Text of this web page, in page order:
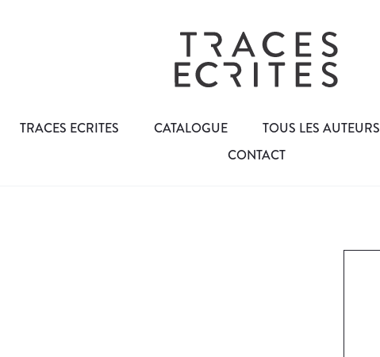
TRACES ECRITES CATALOGUE TOUS LES AUTEURS
CONTACT